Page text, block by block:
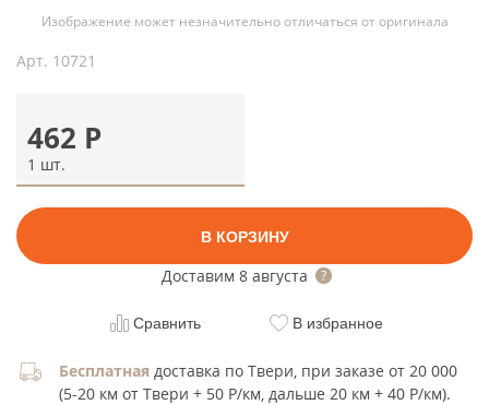
Изображение может незначительно отличаться от оригинала
Арт. 10721
462 Р
1 шт.
В КОРЗИНУ
Доставим 8 августа
Сравнить В избранное
Бесплатная доставка по Твери, при заказе от 20 000
(5-20 км от Твери + 50 Р/км, дальше 20 км + 40 Р/км).